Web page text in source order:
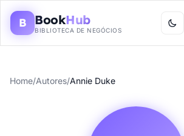
B BookHub
BIBLIOTECA DE NEGÓCIOS
Home/Autores/Annie Duke